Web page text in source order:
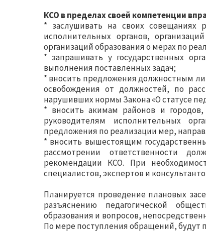
КСО в пределах своей компетенции
* заслушивать на своих
исполнительных органов,
организаций образования о мерах по
* запрашивать у государственных
выполнения поставленных задач;
* вносить предложения должностным
освобождения от должностей, по
нарушивших нормы Закона «О статусе
* вносить акимам районов и
руководителям исполнительных
предложения по реализации мер,
* вносить вышестоящим
рассмотрении ответственности
рекомендации КСО. При
специалистов, экспертов и
Планируется проведение плановых
разъяснению педагогической
образования и вопросов,
По мере поступления обращений, будут